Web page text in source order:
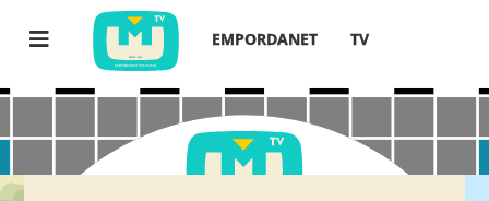
EMPORDANET TV